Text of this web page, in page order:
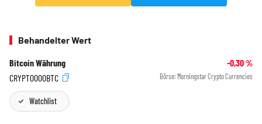
Behandelter Wert
Bitcoin Währung -0,30%
CRYPT0000BTC
Börse: Morningstar Crypto Currencies
Watchlist